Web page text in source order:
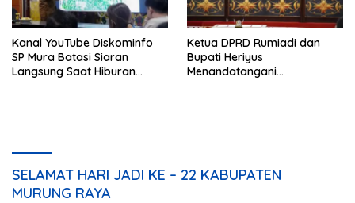
Kanal YouTube Diskominfo
SP Mura Batasi Siaran
Langsung Saat Hiburan
Ketua DPRD Rumiadi dan
Bupati Heriyus
Menandatangani
SELAMAT HARI JADI KE – 22 KABUPATEN
MURUNG RAYA